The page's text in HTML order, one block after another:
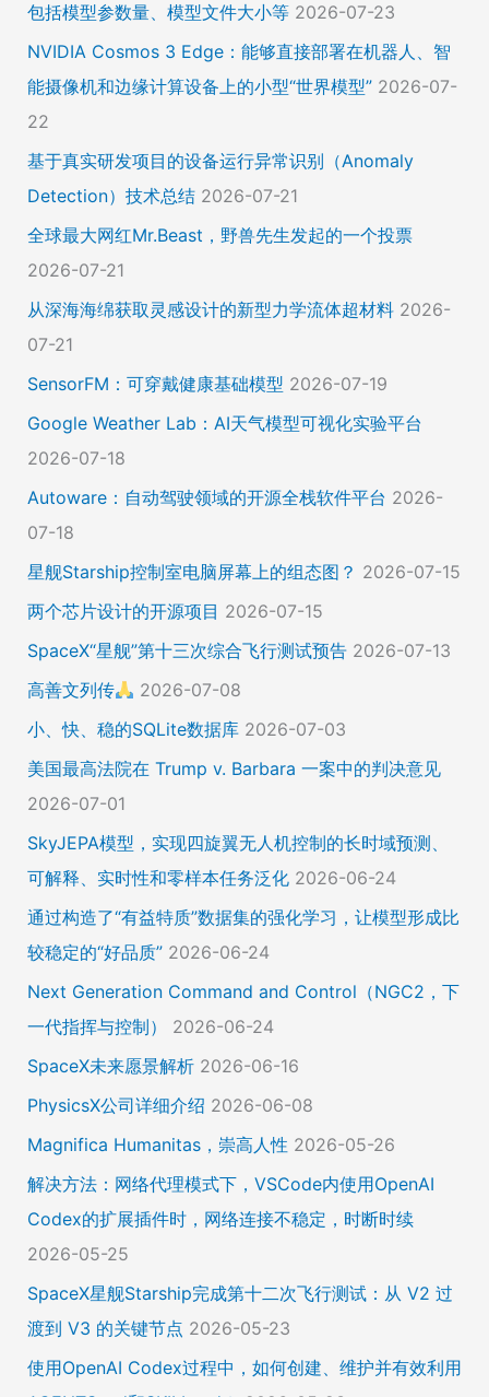
包括模型参数量、模型文件大小等 2026-07-23
NVIDIA Cosmos 3 Edge：能够直接部署在机器人、智
能摄像机和边缘计算设备上的小型“世界模型” 2026-07-
22
基于真实研发项目的设备运行异常识别（Anomaly
Detection）技术总结 2026-07-21
全球最大网红Mr.Beast，野兽先生发起的一个投票
2026-07-21
从深海海绵获取灵感设计的新型力学流体超材料 2026-
07-21
SensorFM：可穿戴健康基础模型 2026-07-19
Google Weather Lab：AI天气模型可视化实验平台
2026-07-18
Autoware：自动驾驶领域的开源全栈软件平台 2026-
07-18
星舰Starship控制室电脑屏幕上的组态图？ 2026-07-15
两个芯片设计的开源项目 2026-07-15
SpaceX“星舰”第十三次综合飞行测试预告 2026-07-13
高善文列传
2026-07-08
小、快、稳的SQLite数据库 2026-07-03
美国最高法院在 Trump v. Barbara 一案中的判决意见
2026-07-01
SkyJEPA模型，实现四旋翼无人机控制的长时域预测、
可解释、实时性和零样本任务泛化 2026-06-24
通过构造了“有益特质”数据集的强化学习，让模型形成比
较稳定的“好品质” 2026-06-24
Next Generation Command and Control（NGC2，下
一代指挥与控制）
2026-06-24
SpaceX未来愿景解析 2026-06-16
PhysicsX公司详细介绍 2026-06-08
Magnifica Humanitas，崇高人性 2026-05-26
解决方法：网络代理模式下，VSCode内使用OpenAI
Codex的扩展插件时，网络连接不稳定，时断时续
2026-05-25
SpaceX星舰Starship完成第十二次飞行测试：从 V2 过
渡到 V3 的关键节点 2026-05-23
使用OpenAI Codex过程中，如何创建、维护并有效利用